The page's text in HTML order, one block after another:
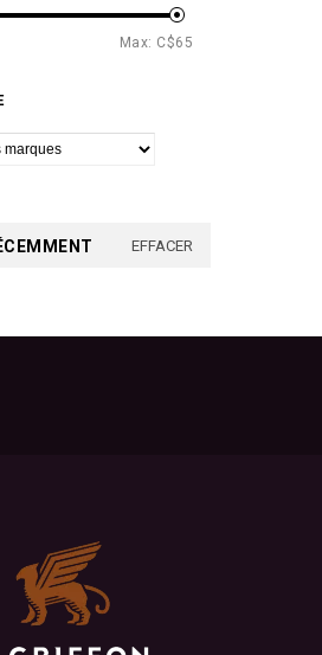
Max: C$65
EFFACER